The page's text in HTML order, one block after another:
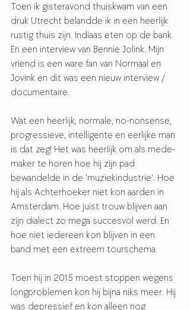
Toen ik gisteravond thuiskwam van een
druk Utrecht belandde ik in een heerlijk
rustig thuis zijn. Indiaas eten op de bank.
En een interview van Bennie Jolink. Mijn
vriend is een ware fan van Normaal en
Jovink en dit was een nieuw interview /
documentaire.
Wat een heerlijk, normale, no-nonsense,
progressieve, intelligente en eerlijke man
is dat zeg! Het was heerlijk om als mede-
maker te horen hoe hij zijn pad
bewandelde in de 'muziekindustrie'. Hoe
hij als Achterhoeker niet kon aarden in
Amsterdam. Hoe juist trouw blijven aan
zijn dialect zo mega succesvol werd. En
hoe niet iedereen kon blijven in een
band met een extreem tourschema.
Toen hij in 2015 moest stoppen wegens
longproblemen kon hij bijna niks meer. Hij
was depressief en kon alleen nog